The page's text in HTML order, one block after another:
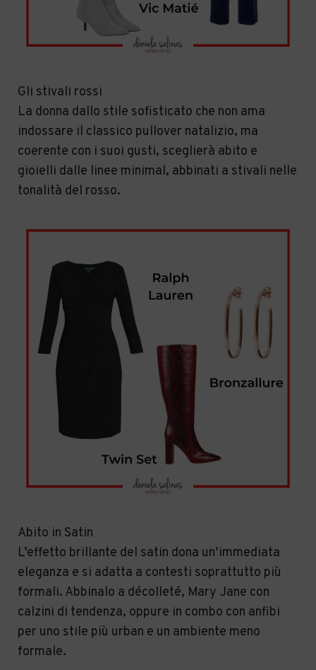
Gli stivali rossi
La donna dallo stile sofisticato che non ama
indossare il classico pullover natalizio, ma
coerente con i suoi gusti, sceglierà abito e
gioielli dalle linee minimal, abbinati a stivali nelle
tonalità del rosso.
Abito in Satin
L’effetto brillante del satin dona un’immediata
eleganza e si adatta a contesti soprattutto più
formali. Abbinalo a décolleté, Mary Jane con
calzini di tendenza, oppure in combo con anfibi
per uno stile più urban e un ambiente meno
formale.